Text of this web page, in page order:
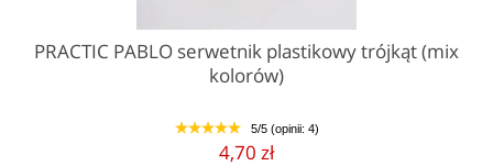
PRACTIC PABLO serwetnik plastikowy trójkąt (mix
kolorów)
1 2 3 4 5 5/5 (opinii: 4)
4,70 zł